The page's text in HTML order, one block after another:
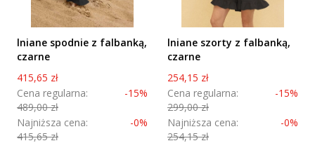
lniane spodnie z falbanką,
czarne
Cena promocyjna
415,65 zł
Cena regularna:
489,00 zł
-15%
Najniższa cena:
415,65 zł
-0%
lniane szorty z falbanką,
czarne
Cena promocyjna
254,15 zł
Cena regularna:
299,00 zł
-15%
Najniższa cena:
254,15 zł
-0%